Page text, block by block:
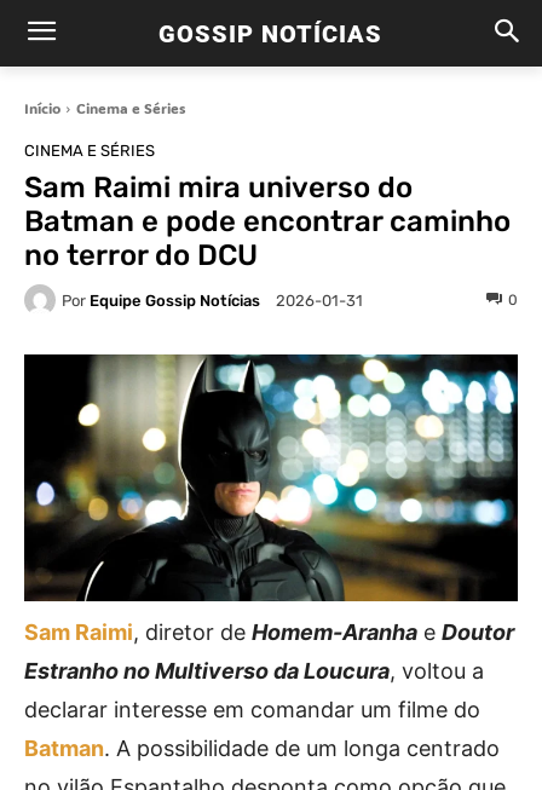
GOSSIP NOTÍCIAS
Início Cinema e Séries
CINEMA E SÉRIES
Sam Raimi mira universo do
Batman e pode encontrar caminho
no terror do DCU
Por Equipe Gossip Notícias 2026-01-31 0
Sam Raimi, diretor de Homem-Aranha e Doutor
Estranho no Multiverso da Loucura, voltou a
declarar interesse em comandar um filme do
Batman. A possibilidade de um longa centrado